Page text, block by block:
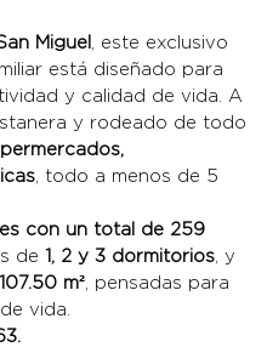
Miguel , este exclusivo
está diseñado para
y calidad de vida. A
y rodeado de todo
, todo a menos de 5
con un total de 259
de 1, 2 y 3 dormitorios, y
m², pensadas para
vida.